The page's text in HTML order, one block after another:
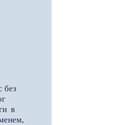
без
в